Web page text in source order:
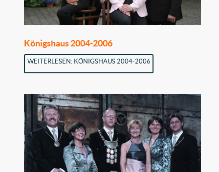
Königshaus 2004-2006
WEITERLESEN: KÖNIGSHAUS 2004-2006